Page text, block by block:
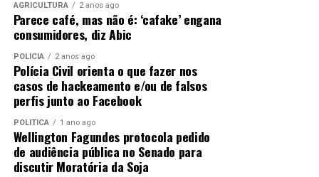
AGRICULTURA 2 anos ago
Parece café, mas não é: ‘cafake’ engana
consumidores, diz Abic
POLÍCIA 2 anos ago
Polícia Civil orienta o que fazer nos
casos de hackeamento e/ou de falsos
perfis junto ao Facebook
POLÍTICA 1 ano ago
Wellington Fagundes protocola pedido
de audiência pública no Senado para
discutir Moratória da Soja